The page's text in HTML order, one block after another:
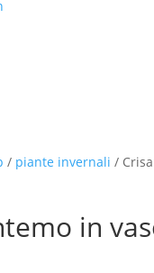
/ piante invernali /
in